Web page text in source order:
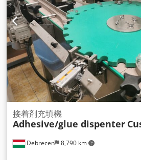
Debrecen 8,790 km
接着剤充填機
Adhesive/glue dispenter